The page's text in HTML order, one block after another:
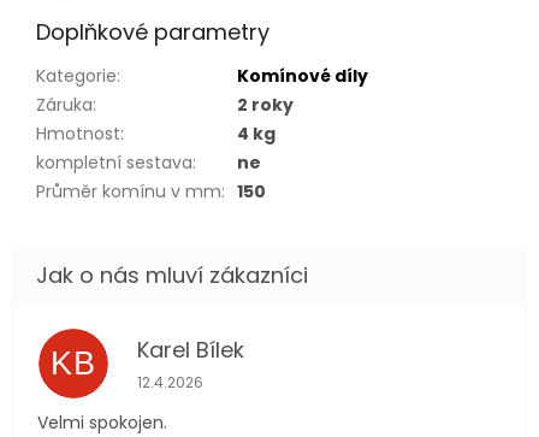
Doplňkové parametry
Kategorie:
Komínové díly
Záruka:
2 roky
Hmotnost:
4 kg
kompletní sestava:
ne
Průměr komínu v mm: 150
KB Karel Bílek
Hodnocení obchodu je 5 z 5 hvězdiček.
12.4.2026
Velmi spokojen.